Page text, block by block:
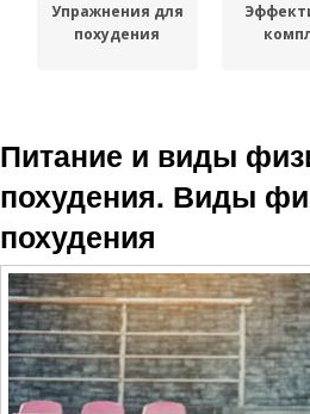
Упражнения для
похудения
Питание и виды
похудения. Виды
похудения